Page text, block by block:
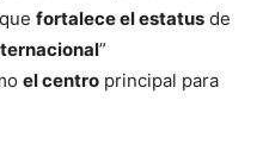
fortalece el estatus de
”
el centro principal para